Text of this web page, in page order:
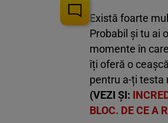
Există foarte
Probabil și tu ai
momente în
îți oferă o
pentru a-ți testa
(VEZI ȘI:
BLOC. DE CE A